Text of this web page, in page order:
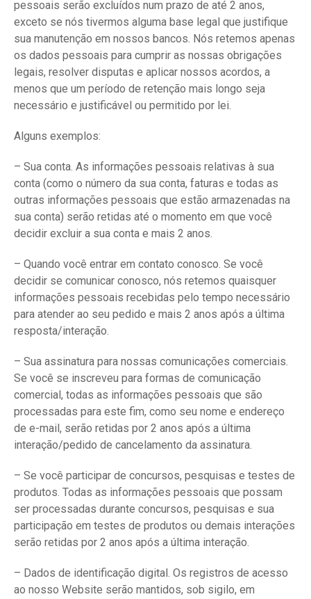
pessoais serão excluídos num prazo de até 2 anos,
exceto se nós tivermos alguma base legal que justifique
sua manutenção em nossos bancos. Nós retemos apenas
os dados pessoais para cumprir as nossas obrigações
legais, resolver disputas e aplicar nossos acordos, a
menos que um período de retenção mais longo seja
necessário e justificável ou permitido por lei.
Alguns exemplos:
– Sua conta. As informações pessoais relativas à sua
conta (como o número da sua conta, faturas e todas as
outras informações pessoais que estão armazenadas na
sua conta) serão retidas até o momento em que você
decidir excluir a sua conta e mais 2 anos.
– Quando você entrar em contato conosco. Se você
decidir se comunicar conosco, nós retemos quaisquer
informações pessoais recebidas pelo tempo necessário
para atender ao seu pedido e mais 2 anos após a última
resposta/interação.
– Sua assinatura para nossas comunicações comerciais.
Se você se inscreveu para formas de comunicação
comercial, todas as informações pessoais que são
processadas para este fim, como seu nome e endereço
de e-mail, serão retidas por 2 anos após a última
interação/pedido de cancelamento da assinatura.
– Se você participar de concursos, pesquisas e testes de
produtos. Todas as informações pessoais que possam
ser processadas durante concursos, pesquisas e sua
participação em testes de produtos ou demais interações
serão retidas por 2 anos após a última interação.
– Dados de identificação digital. Os registros de acesso
ao nosso Website serão mantidos, sob sigilo, em